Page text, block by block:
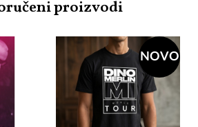
proizvodi
NOVO